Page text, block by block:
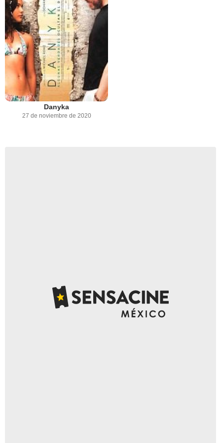
Danyka
27 de noviembre de 2020